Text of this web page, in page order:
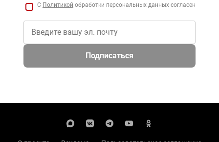
С Политикой обработки персональных данных согласен
Подписаться